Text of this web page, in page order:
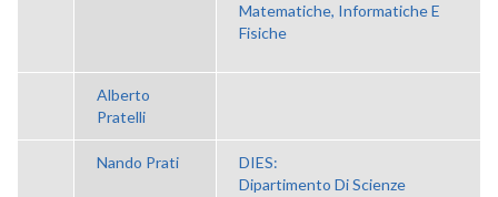
Matematiche, Informatiche E
Fisiche
Alberto
Pratelli
Nando Prati
DIES:
Dipartimento Di Scienze